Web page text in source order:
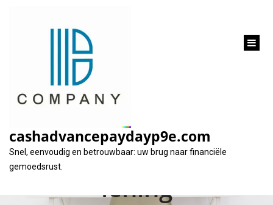
cashadvancepaydayp9e.com
Snel, eenvoudig en betrouwbaar: uw brug naar financiële
gemoedsrust.
Alles wat u moet
weten over een
kleine persoonlijke
lening